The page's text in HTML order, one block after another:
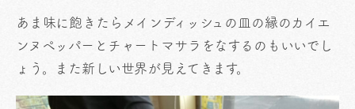
あま味に飽きたらメインディッシュの皿の縁のカイエ
ンヌペッパーとチャートマサラをなするのもいいでし
ょう。また新しい世界が見えてきます。